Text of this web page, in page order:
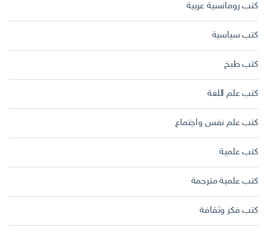
كتب رومانسية عربية
كتب سياسية
كتب طبخ
كتب علم اللغة
كتب علم نفس واجتماع
كتب علمية
كتب علمية مترجمة
كتب فكر وثقافة